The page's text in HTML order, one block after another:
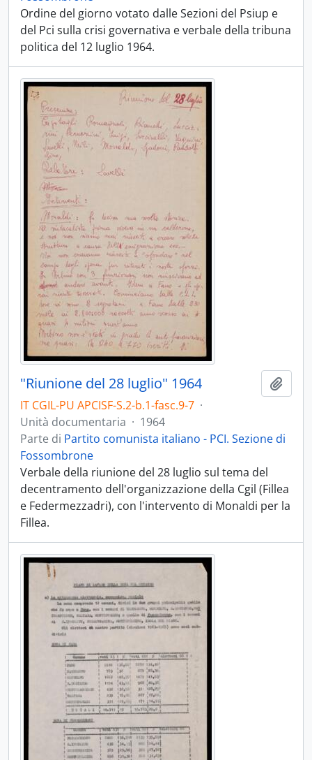
Ordine del giorno votato dalle Sezioni del Psiup e
del Pci sulla crisi governativa e verbale della tribuna
politica del 12 luglio 1964.
"Riunione del 28 luglio" 1964
IT CGIL-PU APCISF-S.2-b.1-fasc.9-7 ·
Unità documentaria · 1964
Parte di Partito comunista italiano - PCI. Sezione di
Fossombrone
Verbale della riunione del 28 luglio sul tema del
decentramento dell'organizzazione della Cgil (Fillea
e Federmezzadri), con l'intervento di Monaldi per la
Fillea.